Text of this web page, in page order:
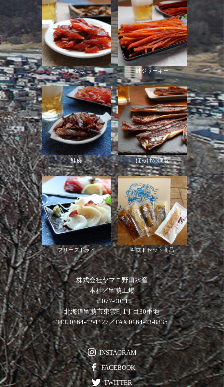
鮭とば 鮭ジャーキー
鮭皮 ほっけの燻製
フリーズドライ ギフトセット商品
株式会社ヤマニ野口水産
本社／留萌工場
〒077-0011
北海道留萌市東雲町1丁目30番地
TEL.0164-42-1127／FAX.0164-43-8835
INSTAGRAM
FACEBOOK
TWITTER